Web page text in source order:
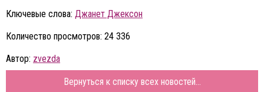
Ключевые слова: Джанет Джексон
Количество просмотров: 24 336
Автор: zvezda
Вернуться к списку всех новостей...